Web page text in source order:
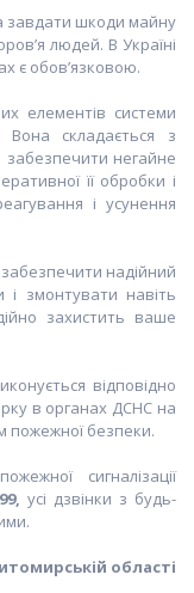
завдати шкоди майну
людей. В Україні
є обов’язковою.
елементів системи
Вона складається з
забезпечити негайне
її обробки і
і усунення
надійний
і змонтувати навіть
захистить ваше
відповідно
в органах ДСНС на
пожежної безпеки.
сигналізації
усі дзвінки з будь-
області